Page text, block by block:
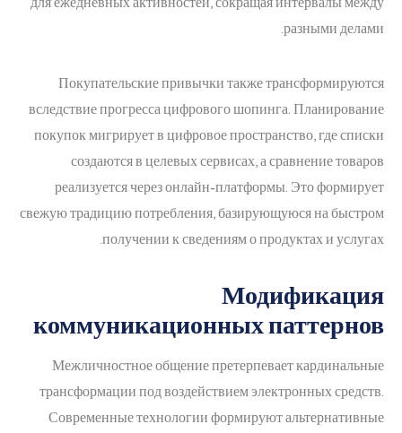
разными делами.
Покупательские привычки также трансформируются
вследствие прогресса цифрового шопинга. Планирование
покупок мигрирует в цифровое пространство, где списки
создаются в целевых сервисах, а сравнение товаров
реализуется через онлайн-платформы. Это формирует
свежую традицию потребления, базирующуюся на быстром
получении к сведениям о продуктах и услугах.
Модификация
коммуникационных паттернов
Межличностное общение претерпевает кардинальные
трансформации под воздействием электронных средств.
Современные технологии формируют альтернативные